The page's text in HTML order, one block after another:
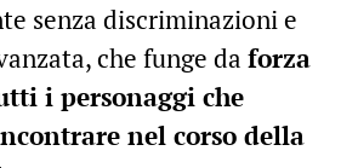
senza discriminazioni e
che funge da forza
i personaggi che
nel corso della